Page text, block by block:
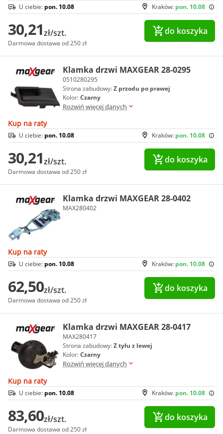
Kraków: pon. 10.08
U ciebie: pon. 10.08
30,21zł/szt.
Darmowa dostawa od 250 zł
do koszyka
Klamka drzwi MAXGEAR 28-0295
0510280295
Strona zabudowy:Z przodu po prawej
Kolor:Czarny
Rozwiń więcej danych
Kup na raty
Kraków: pon. 10.08
U ciebie: pon. 10.08
30,21zł/szt.
Darmowa dostawa od 250 zł
do koszyka
Klamka drzwi MAXGEAR 28-0402
MAX280402
Kup na raty
Kraków: pon. 10.08
U ciebie: pon. 10.08
62,50zł/szt.
Darmowa dostawa od 250 zł
do koszyka
Klamka drzwi MAXGEAR 28-0417
MAX280417
Strona zabudowy:Z tyłu z lewej
Kolor:Czarny
Rozwiń więcej danych
Kup na raty
Kraków: pon. 10.08
U ciebie: pon. 10.08
83,60zł/szt.
Darmowa dostawa od 250 zł
do koszyka